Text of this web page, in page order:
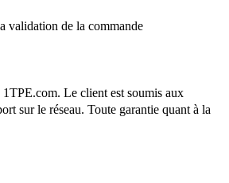
validation de la commande
Le client est soumis aux
sur le réseau. Toute garantie quant à la